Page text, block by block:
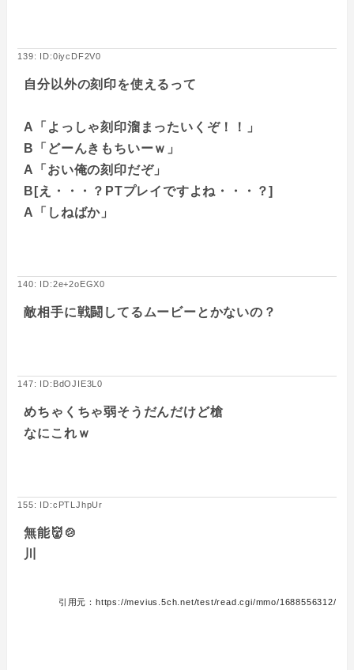
139: ID:0iycDF2V0
自分以外の刻印を使えるって
A「よっしゃ刻印溜まったいくぞ！！」
B「どーんきもちいーｗ」
A「おい俺の刻印だぞ」
B[え・・・？PTプレイですよね・・・？]
A「しねばか」
140: ID:2e+2oEGX0
敵相手に戦闘してるムービーとかないの？
147: ID:BdOJIE3L0
めちゃくちゃ弱そうだんだけど槍
なにこれｗ
155: ID:cPTLJhpUr
無能👹🍲
川
引用元：https://mevius.5ch.net/test/read.cgi/mmo/1688556312/